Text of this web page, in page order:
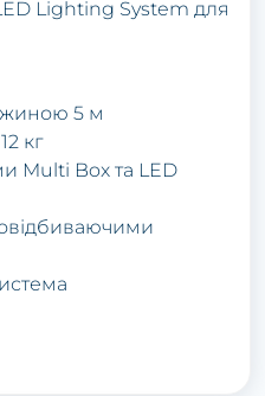
Lighting System для
5 м
кг
Multi Box та LED